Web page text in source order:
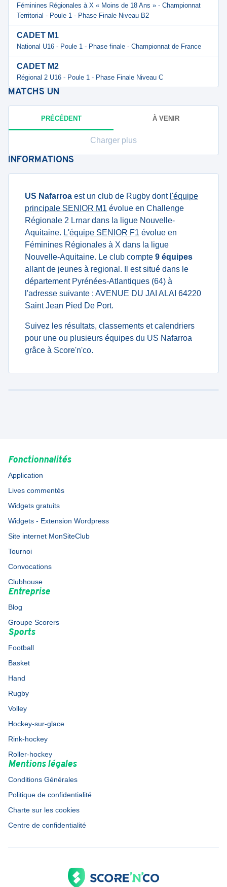
Féminines Régionales à X « Moins de 18 Ans » - Championnat
Territorial - Poule 1 - Phase Finale Niveau B2
CADET M1
National U16 - Poule 1 - Phase finale - Championnat de France
CADET M2
Régional 2 U16 - Poule 1 - Phase Finale Niveau C
MATCHS UN
PRÉCÉDENT À VENIR
Charger plus
INFORMATIONS
US Nafarroa est un club de Rugby dont l'équipe
principale SENIOR M1 évolue en Challenge
Régionale 2 Lrnar dans la ligue Nouvelle-
Aquitaine. L'équipe SENIOR F1 évolue en
Féminines Régionales à X dans la ligue
Nouvelle-Aquitaine. Le club compte 9 équipes
allant de jeunes à regional. Il est situé dans le
département Pyrénées-Atlantiques (64) à
l'adresse suivante : AVENUE DU JAI ALAI 64220
Saint Jean Pied De Port.
Suivez les résultats, classements et calendriers
pour une ou plusieurs équipes du US Nafarroa
grâce à Score'n'co.
Fonctionnalités
Application
Lives commentés
Widgets gratuits
Widgets - Extension Wordpress
Site internet MonSiteClub
Tournoi
Convocations
Clubhouse
Entreprise
Blog
Groupe Scorers
Sports
Football
Basket
Hand
Rugby
Volley
Hockey-sur-glace
Rink-hockey
Roller-hockey
Mentions légales
Conditions Générales
Politique de confidentialité
Charte sur les cookies
Centre de confidentialité